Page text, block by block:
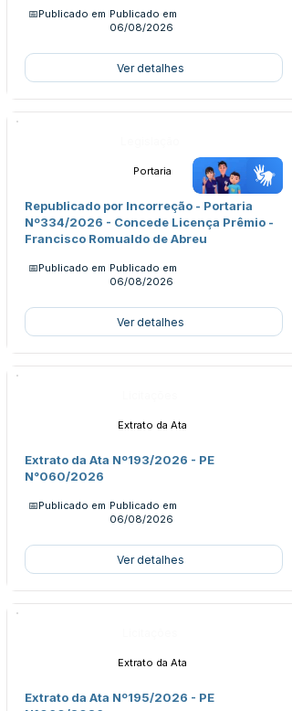
📅Publicado em Publicado em
06/08/2026
Ver detalhes
Portaria
Republicado por Incorreção - Portaria
Nº334/2026 - Concede Licença Prêmio -
Francisco Romualdo de Abreu
📅Publicado em Publicado em
06/08/2026
Ver detalhes
Extrato da Ata
Extrato da Ata Nº193/2026 - PE
N°060/2026
📅Publicado em Publicado em
06/08/2026
Ver detalhes
Extrato da Ata
Extrato da Ata Nº195/2026 - PE